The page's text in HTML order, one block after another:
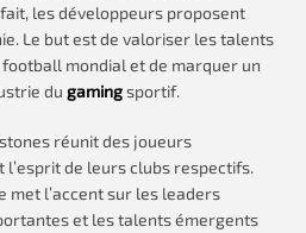
les développeurs proposent
Le but est de valoriser les talents
mondial et de marquer un
du gamingsportif.
réunit des joueurs
de leurs clubs respectifs.
met l’accent sur les leaders
et les talents émergents